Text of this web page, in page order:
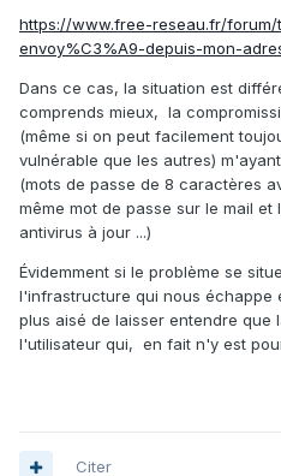
https://www.free-reseau.fr/
envoy%C3%A9-depuis-mon-
Dans ce cas, la situation est
comprends mieux, la
(même si on peut facilement
vulnérable que les autres)
(mots de passe de 8 caractères
même mot de passe sur le mail et
antivirus à jour ...)
Évidemment si le problème se
l'infrastructure qui nous échappe
plus aisé de laisser entendre que
l'utilisateur qui, en fait n'y est
Citer